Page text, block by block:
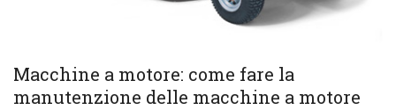
Macchine a motore: come fare la
manutenzione delle macchine a motore